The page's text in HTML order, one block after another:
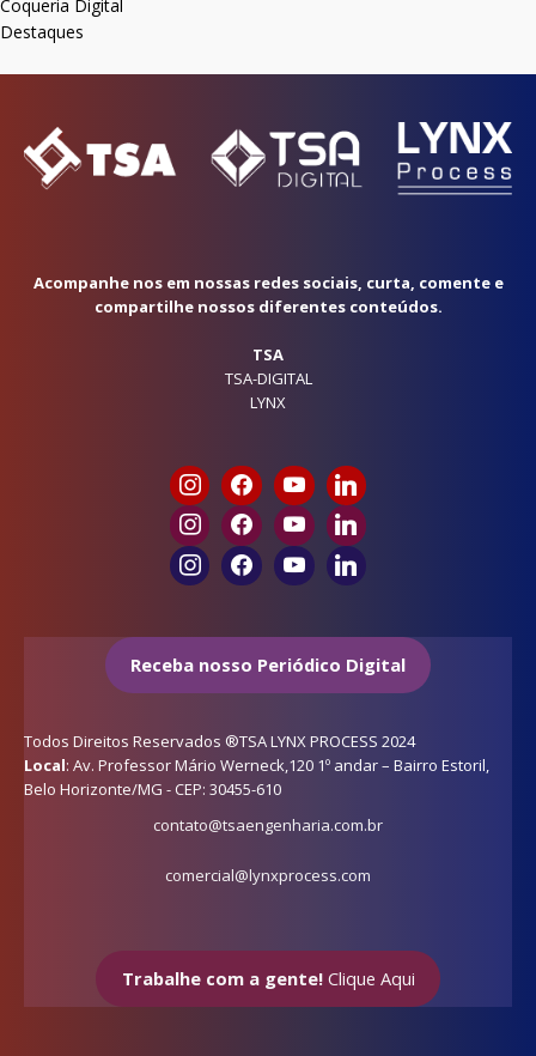
Coqueria Digital
Destaques
Acompanhe nos em nossas redes sociais, curta, comente e
compartilhe nossos diferentes conteúdos.
TSA
TSA-DIGITAL
LYNX
Receba nosso Periódico Digital
Todos Direitos Reservados ®TSA LYNX PROCESS 2024
Local: Av. Professor Mário Werneck,120 1º andar – Bairro Estoril,
Belo Horizonte/MG - CEP: 30455-610
contato@tsaengenharia.com.br
comercial@lynxprocess.com
Trabalhe com a gente! Clique Aqui